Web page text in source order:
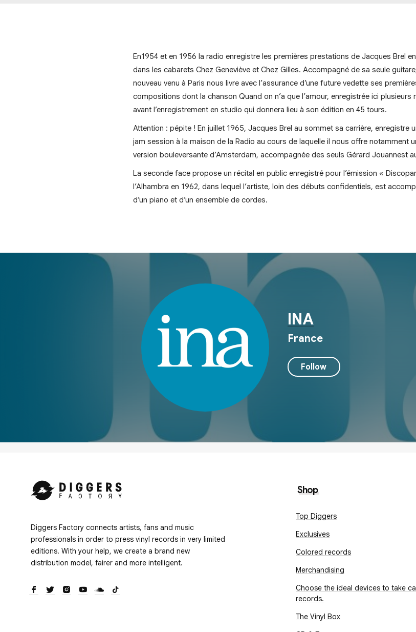
En1954 et en 1956 la radio enregistre les premières prestations de Jacques Brel
dans les cabarets Chez Geneviève et Chez Gilles. Accompagné de sa seule
nouveau venu à Paris nous livre avec l’assurance d’une future vedette ses
compositions dont la chanson Quand on n’a que l’amour, enregistrée ici plusieurs
avant l’enregistrement en studio qui donnera lieu à son édition en 45 tours.
Attention : pépite ! En juillet 1965, Jacques Brel au sommet sa carrière, enregistre
jam session à la maison de la Radio au cours de laquelle il nous offre notamment
version bouleversante d’Amsterdam, accompagnée des seuls Gérard Jouannest
La seconde face propose un récital en public enregistré pour l’émission «
l’Alhambra en 1962, dans lequel l’artiste, loin des débuts confidentiels, est
d’un piano et d’un ensemble de cordes.
INA
France
Follow
Diggers Factory connects artists, fans and music
professionals in order to press vinyl records in very limited
editions. With your help, we create a brand new
distribution model, fairer and more intelligent.
Shop
Top Diggers
Exclusives
Colored records
Merchandising
Choose the ideal devices to take
records.
The Vinyl Box